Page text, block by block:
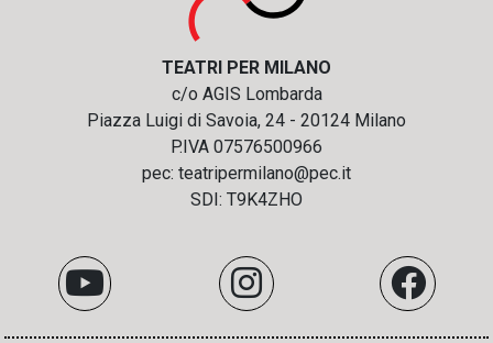
TEATRI PER MILANO
c/o AGIS Lombarda
Piazza Luigi di Savoia, 24 - 20124 Milano
P.IVA 07576500966
pec: teatripermilano@pec.it
SDI: T9K4ZHO